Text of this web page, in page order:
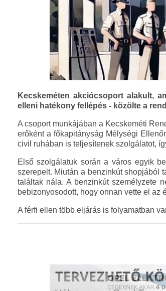
Kecskeméten akciócsoport alakult,
elleni hatékony fellépés - közölte a
A csoport munkájában a Kecskeméti
erőként a főkapitányság Mélységi
civil ruhában is teljesítenek szolgálatot,
Első szolgálatuk során a város egyik
szerepelt. Miután a benzinkút shopjából
találtak nála. A benzinkút személyzete
bebizonyosodott, hogy onnan vette el az
A férfi ellen több eljárás is folyamatban